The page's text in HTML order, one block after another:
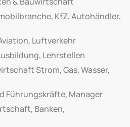
KfZ, Autohändler,
Luftverkehr
Lehrstellen
Strom, Gas, Wasser,
Führungskräfte, Manager
Banken,